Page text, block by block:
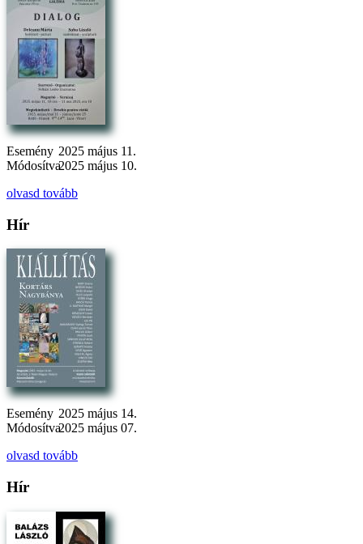
Esemény 2025 május 11.
Módosítva2025 május 10.
olvasd tovább
Hír
Esemény 2025 május 14.
Módosítva2025 május 07.
olvasd tovább
Hír